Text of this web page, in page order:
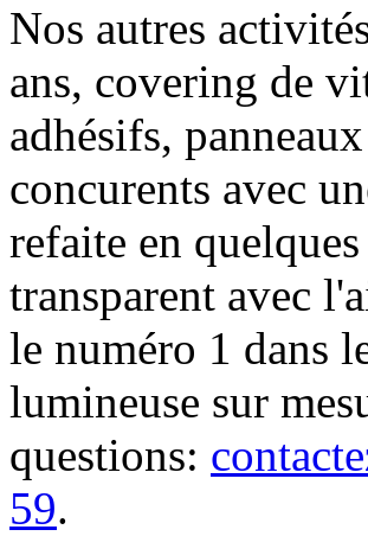
Nos autres
ans, covering de
adhésifs,
concurents avec
refaite en
transparent avec
le numéro 1 dans
lumineuse sur
questions:
59.